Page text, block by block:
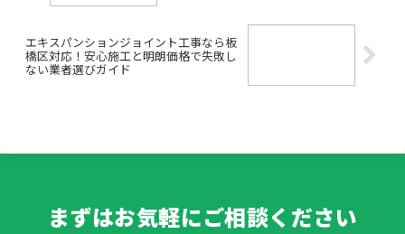
エキスパンションジョイント工事なら板
橋区対応！安心施工と明朗価格で失敗し
ない業者選びガイド
まずはお気軽にご相談ください